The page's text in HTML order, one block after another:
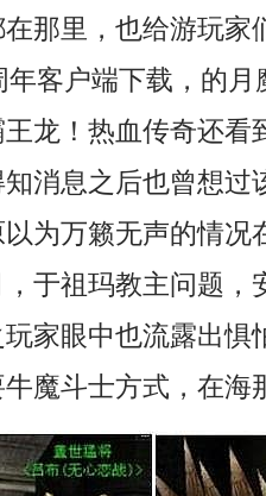
那里，也给游玩家
客户端下载，的
龙！热血传奇还看
消息之后也曾想过
为万籁无声的情况
于祖玛教主问题，
家眼中也流露出惧
魔斗士方式，在海